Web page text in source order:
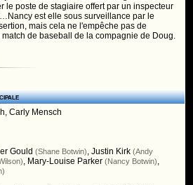
le poste de stagiaire offert par un inspecteur
est elle sous surveillance par le
mais cela ne l'empêche pas de
de baseball de la compagnie de Doug.
,Carly Mensch
Gould (Shane Botwin),Justin Kirk (Andy
, Mary-Louise Parker (Nancy Botwin),